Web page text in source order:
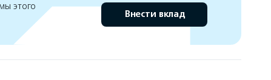
этого
Внести вклад